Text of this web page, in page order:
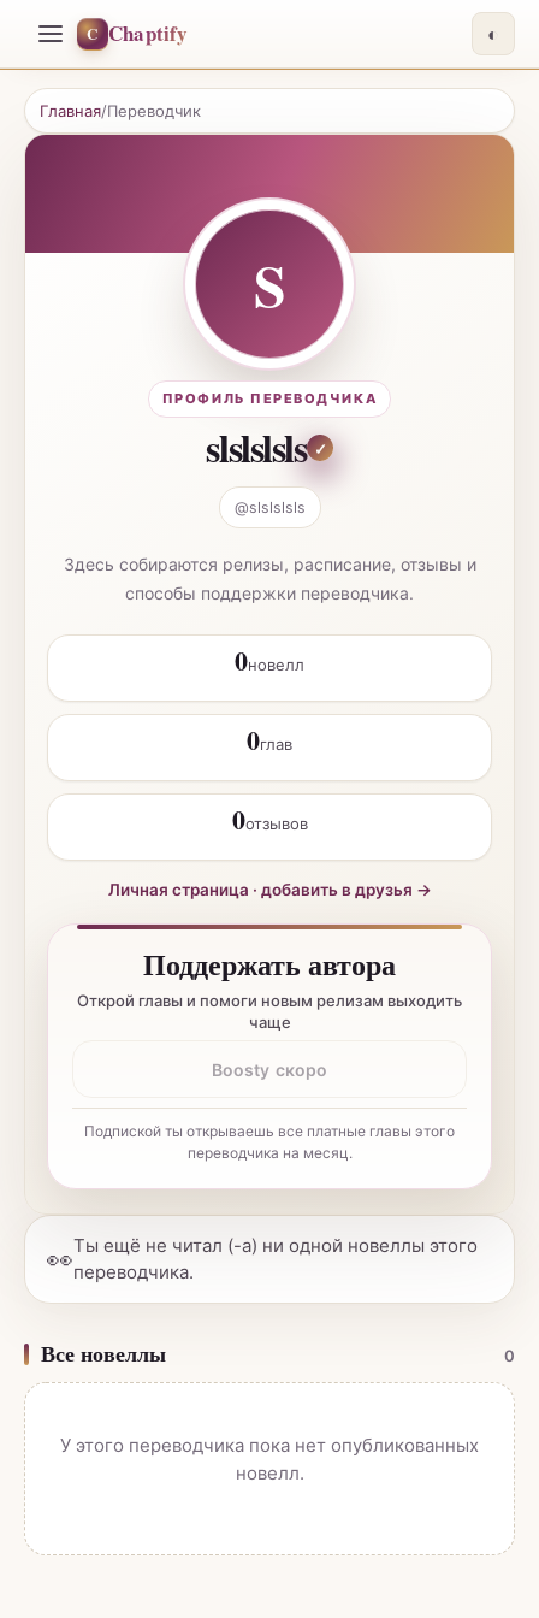
C Chaptify ◐
Главная/Переводчик
S
ПРОФИЛЬ ПЕРЕВОДЧИКА
slslslsls
@slslslsls
Здесь собираются релизы, расписание, отзывы и
способы поддержки переводчика.
0новелл
0глав
0отзывов
Личная страница · добавить в друзья →
Поддержать автора
Открой главы и помоги новым релизам выходить
чаще
Boosty скоро
Подпиской ты открываешь все платные главы этого
переводчика на месяц.
👀Ты ещё не читал (-а) ни одной новеллы этого
переводчика.
Все новеллы 0
У этого переводчика пока нет опубликованных
новелл.